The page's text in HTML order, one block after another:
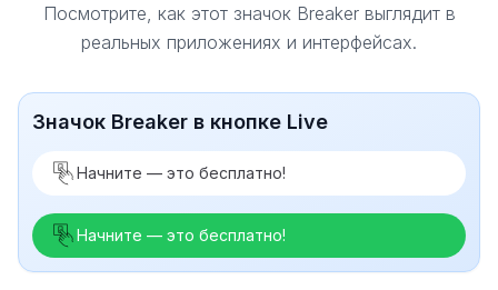
Посмотрите, как этот значок Breaker выглядит в
реальных приложениях и интерфейсах.
Значок Breaker в кнопке Live
Начните — это бесплатно!
Начните — это бесплатно!